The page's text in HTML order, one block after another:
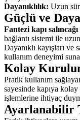
Dayanıklılık: Uzun
Güçlü ve
Fantezi kapı salıncağı
bağlantı sistemi ile
Dayanıklı kayışları ve
kullanım deneyimi
Kolay
Pratik kullanım
sayesinde kapıya
işlemlerine ihtiyaç
Ayarlanabilir